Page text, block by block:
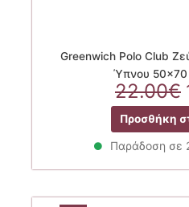
Greenwich Polo Club
Ύπνου 50×70
22.00€
Προσθήκη
Παράδοση σε